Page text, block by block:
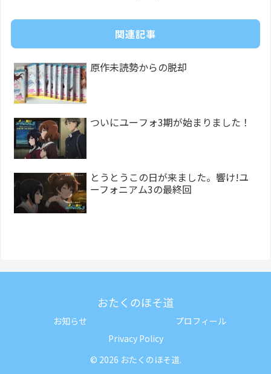
関連記事
原作未読勢からの脱却
ついにユーフォ3期が始まりました！
とうとうこの日が来ました。響け!ユ
ーフォニアム3の最終回
おたくのほそ道
お知らせ
プロフィール
Privacy Policy
© 2026 おたくのほそ道.